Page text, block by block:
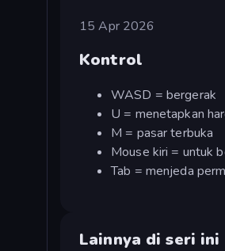
15 Apr 2026
Kontrol
WASD = bergerak
U = menetapkan
M = pasar terbuka
Mouse kiri = untuk
Tab = menjeda
Lainnya di seri ini